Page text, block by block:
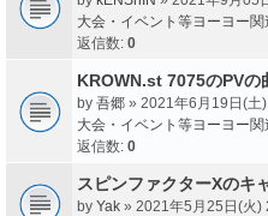
大会・イベント等ヨーヨー
返信数: 0
KROWN.st 7075のPVの
by 吾郷 » 2021年6月19日(土
大会・イベント等ヨーヨー
返信数: 0
スピンファクターXのキ
by Yak » 2021年5月25日(火)